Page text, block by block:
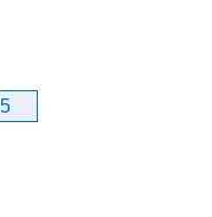
5